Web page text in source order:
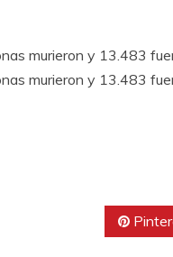
murieron y 13.483
murieron y 13.483